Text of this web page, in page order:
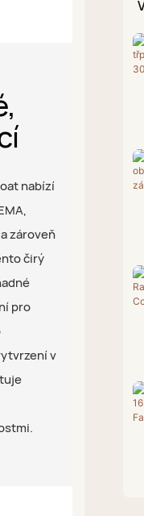
nabízí
zároveň
čirý
pro
v